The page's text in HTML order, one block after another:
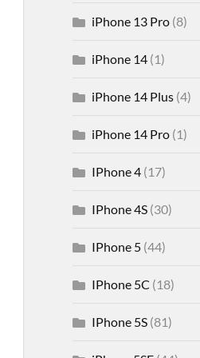
iPhone 13 Pro(8)
iPhone 14(1)
iPhone 14 Plus(4)
iPhone 14 Pro(1)
IPhone 4(17)
IPhone 4S(30)
IPhone 5(44)
IPhone 5C (18)
IPhone 5S(81)